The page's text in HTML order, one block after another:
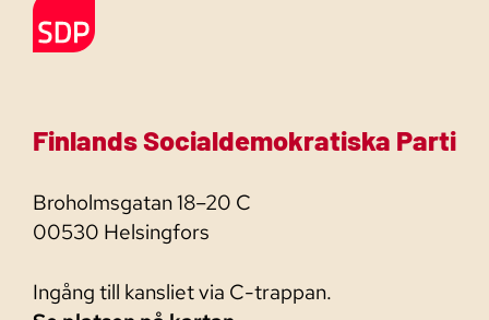
Finlands Socialdemokratiska Parti
Broholmsgatan 18–20 C
00530 Helsingfors
Ingång till kansliet via C-trappan.